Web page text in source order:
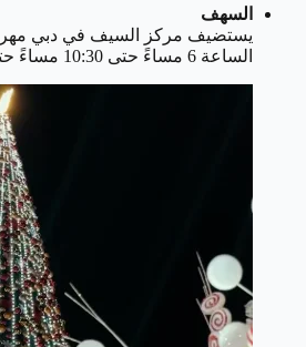
السهف
يستضيف مركز السيف في دبي مهرجان
الساعة 6 مساءً حتى 10:30 مساءً حتى 12 يناير.